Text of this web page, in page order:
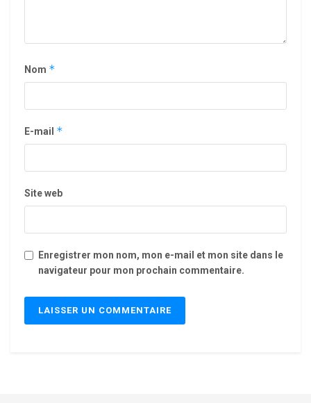
Nom *
E-mail *
Site web
Enregistrer mon nom, mon e-mail et mon site dans le
navigateur pour mon prochain commentaire.